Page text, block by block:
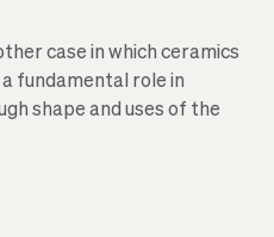
case in which ceramics
fundamental role in
shape and uses of the